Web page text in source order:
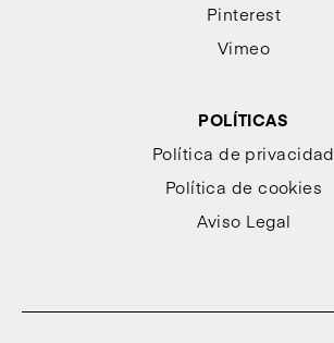
Pinterest
Vimeo
POLÍTICAS
Política de privacidad
Política de cookies
Aviso Legal